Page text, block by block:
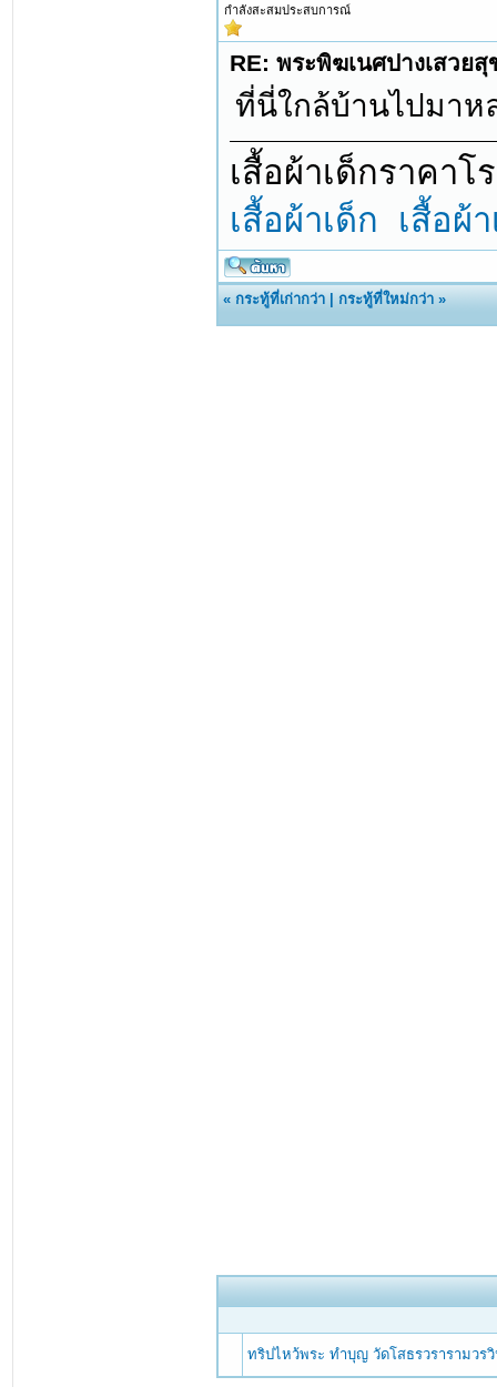
กำลังสะสมประสบการณ์
RE: พระพิฆเนศปางเสวย
ที่นี่ใกล้บ้านไปมาห
เสื้อผ้าเด็กราคา
เสื้อผ้าเด็ก
เสื้อผ้
«กระทู้ที่เก่ากว่า |กระทู้ที่ใหม่กว่า »
ทริปไหว้พระ ทำบุญ วัดโสธรวรารามวรวิ